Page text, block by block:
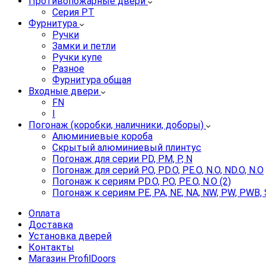
Серия PT
Фурнитура
Ручки
Замки и петли
Ручки купе
Разное
Фурнитура общая
Входные двери
FN
I
Погонаж (коробки, наличники, доборы)
Алюминиевые короба
Скрытый алюминиевый плинтус
Погонаж для серии PD, PM, P, N
Погонаж для серий P.O, PD.O, PE.O, N.O, ND.O, N.O
Погонаж к сериям PD.O, P.O, PE.O, N.O (2)
Погонаж к сериям PE, PA, NE, NA, NW, PW, PWB,
Оплата
Доставка
Установка дверей
Контакты
Магазин ProfilDoors